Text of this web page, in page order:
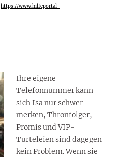
https://www.hilfeportal-
Ihre eigene
Telefonnummer kann
sich Isa nur schwer
merken, Thronfolger,
Promis und VIP-
Turteleien sind dagegen
kein Problem. Wenn sie